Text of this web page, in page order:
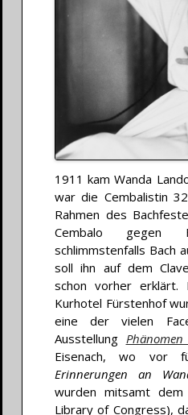
1911 kam Wanda
war die Cembalistin
Rahmen des
Cembalo gegen
schlimmstenfalls Bach
soll ihn auf dem
schon vorher erklärt.
Kurhotel Fürstenhof
eine der vielen
Ausstellung
Eisenach, wo vor
Erinnerungen an
wurden mitsamt
Library of Congress),